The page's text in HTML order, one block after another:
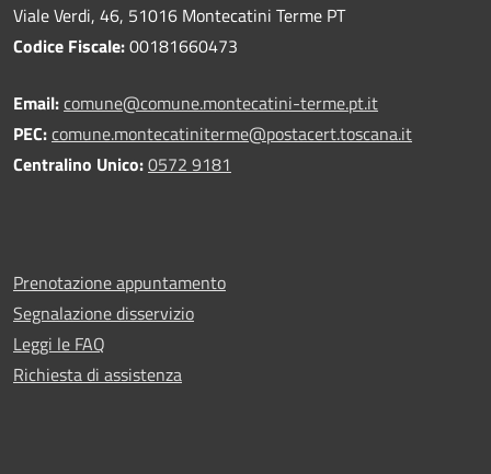
Viale Verdi, 46, 51016 Montecatini Terme PT
Codice Fiscale:00181660473
Email:comune@comune.montecatini-terme.pt.it
PEC:comune.montecatiniterme@postacert.toscana.it
Centralino Unico:0572 9181
Prenotazione appuntamento
Segnalazione disservizio
Leggi le FAQ
Richiesta di assistenza